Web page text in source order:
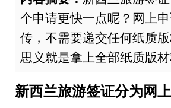
个申请更快一点呢？网上
传，不需要递交任何纸质
思义就是拿上全部纸质版
新西兰旅游签证分为网